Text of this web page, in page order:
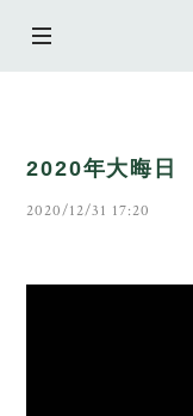
2020年大晦日
2020/12/31 17:20